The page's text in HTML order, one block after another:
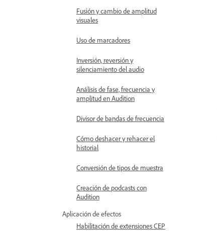
Fusión y cambio de amplitud
visuales
Uso de marcadores
Inversión, reversión y
silenciamiento del audio
Análisis de fase, frecuencia y
amplitud en Audition
Divisor de bandas de frecuencia
Cómo deshacer y rehacer el
historial
Conversión de tipos de muestra
Creación de podcasts con
Audition
Aplicación de efectos
Habilitación de extensiones CEP